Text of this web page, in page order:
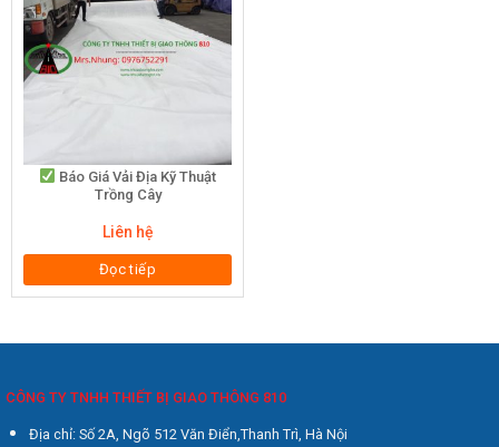
Báo Giá Vải Địa Kỹ Thuật
Trồng Cây
Liên hệ
Đọc tiếp
CÔNG TY TNHH THIẾT BỊ GIAO THÔNG 810
Địa chỉ: Số 2A, Ngõ 512 Văn Điển,Thanh Trì, Hà Nội